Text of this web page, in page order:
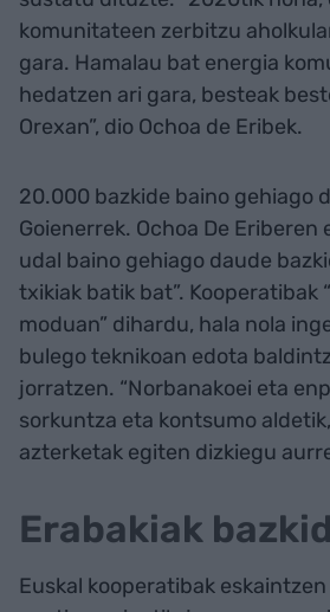
komunitateen zerbitzu
gara. Hamalau bat energia
hedatzen ari gara, besteak
Orexan”, dio Ochoa de Eribek.
20.000 bazkide baino gehiago
Goienerrek. Ochoa De Eriberen
udal baino gehiago daude
txikiak batik bat”. Kooperatibak
moduan” dihardu, hala nola
bulego teknikoan edota
jorratzen. “Norbanakoei eta
sorkuntza eta kontsumo
azterketak egiten dizkiegu
Erabakiak
Euskal kooperatibak